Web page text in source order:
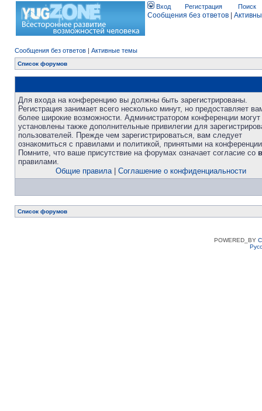
Вход Регистрация Поиск
Сообщения без ответов
Сообщения без ответов | Активные темы
Список форумов
Для входа на конференцию вы должны быть зарегистрированы.
Регистрация занимает всего несколько минут, но предоставляет
более широкие возможности. Администратором конференции
установлены также дополнительные привилегии для
пользователей. Прежде чем зарегистрироваться, вам следует
ознакомиться с правилами и политикой, принятыми на
Помните, что ваше присутствие на форумах означает согласие со
правилами.
Общие правила| Соглашение о конфиденциальности
Список форумов
POWERED_BY